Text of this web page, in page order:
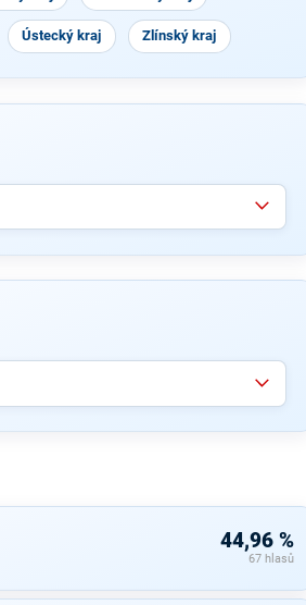
Ústecký kraj Zlínský kraj
44,96 %
67 hlasů